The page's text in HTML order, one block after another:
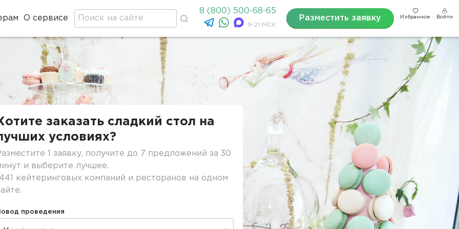
О сервисе
8 (800) 500-68-65
9-21 МСК
Разместить заявку Избранное Войти
заказать сладкий стол на
условиях?
1 заявку, получите до 7 предложений за 30
и выберите лучшее.
кейтеринговых компаний и ресторанов на одном
проведения